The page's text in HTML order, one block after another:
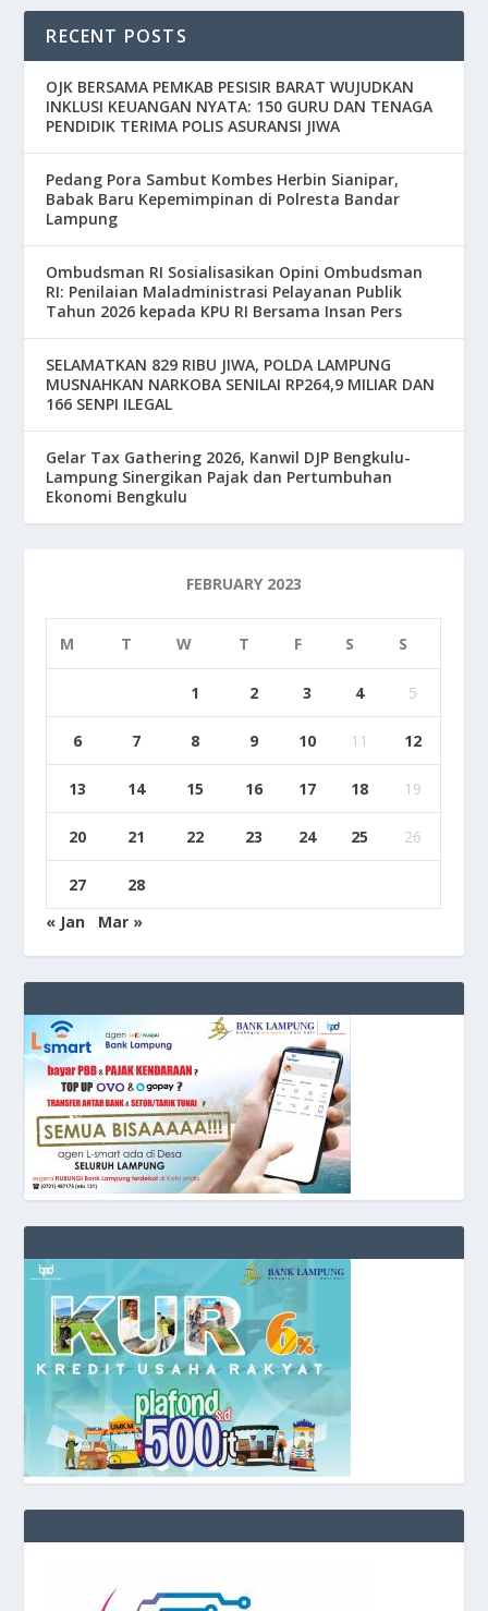
RECENT POSTS
OJK BERSAMA PEMKAB PESISIR BARAT WUJUDKAN
INKLUSI KEUANGAN NYATA: 150 GURU DAN TENAGA
PENDIDIK TERIMA POLIS ASURANSI JIWA
Pedang Pora Sambut Kombes Herbin Sianipar,
Babak Baru Kepemimpinan di Polresta Bandar
Lampung
Ombudsman RI Sosialisasikan Opini Ombudsman
RI: Penilaian Maladministrasi Pelayanan Publik
Tahun 2026 kepada KPU RI Bersama Insan Pers
SELAMATKAN 829 RIBU JIWA, POLDA LAMPUNG
MUSNAHKAN NARKOBA SENILAI RP264,9 MILIAR DAN
166 SENPI ILEGAL
Gelar Tax Gathering 2026, Kanwil DJP Bengkulu-
Lampung Sinergikan Pajak dan Pertumbuhan
Ekonomi Bengkulu
FEBRUARY 2023
M T W T F S S
1 2 3 4 5
6 7 8 9 10 11 12
13 14 15 16 17 18 19
20 21 22 23 24 25 26
27
28
« Jan
Mar »